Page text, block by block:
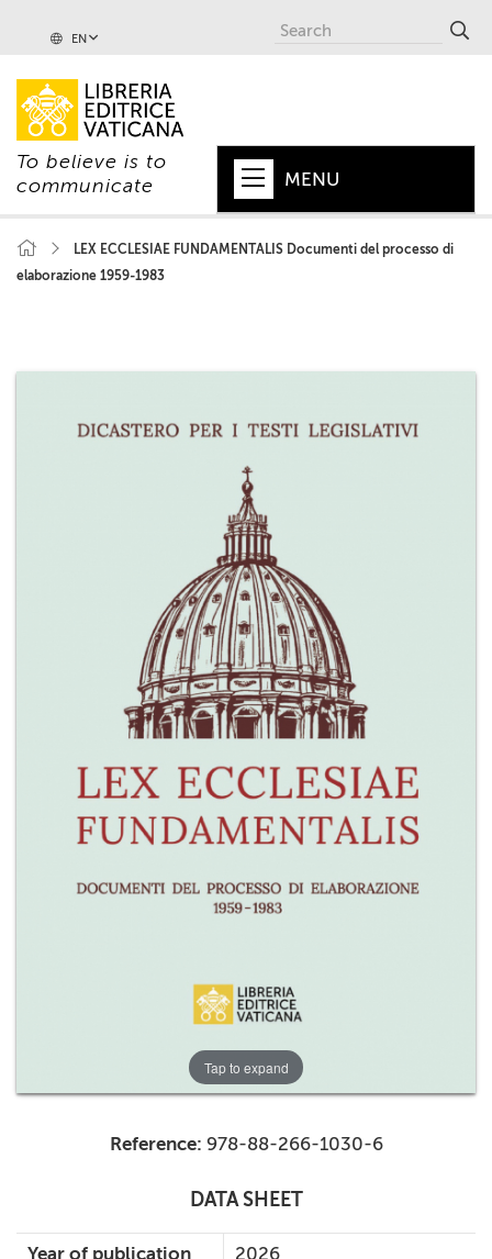
EN
To believe is to
communicate
MENU
+
CHURCH
WORLD
SERIES
MAGAZINES
CEI
AUTORI VARI
LEX ECCLESIAE FUNDAMENTALIS Documenti del processo di
elaborazione 1959-1983
Tap to expand
Reference: 978-88-266-1030-6
DATA SHEET
Year of publication
2026